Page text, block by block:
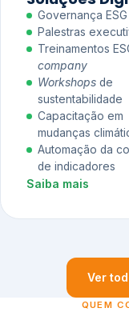
Governança ESG
Palestras
Treinamentos
company
Workshops de
sustentabilidade
Capacitação em
mudanças
Automação da
de indicadores
Saiba mais
Ver
QUEM